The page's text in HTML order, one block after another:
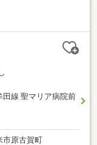
田線 聖マリア病院前
市原古賀町